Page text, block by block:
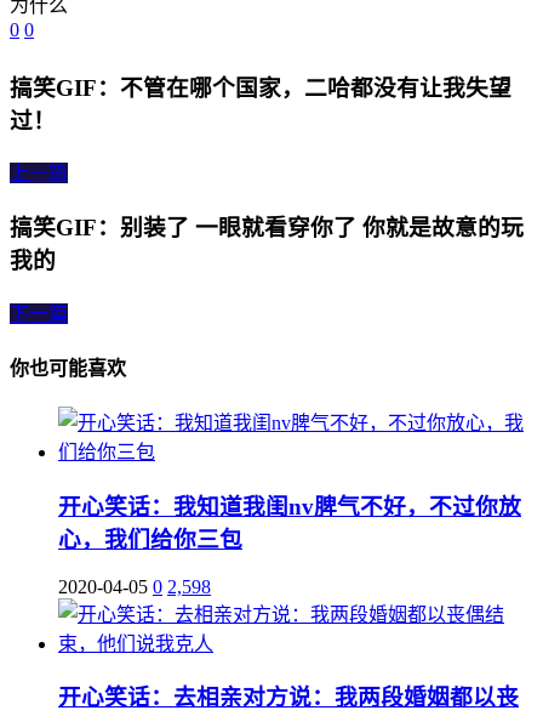
0 0
搞笑GIF：不管在哪个国家，二哈都没有让我失望
过！
上一篇
搞笑GIF：别装了 一眼就看穿你了 你就是故意的玩
我的
下一篇
你也可能喜欢
开心笑话：我知道我闺nv脾气不好，不过你放
心，我们给你三包
2020-04-05 0 2,598
开心笑话：去相亲对方说：我两段婚姻都以丧